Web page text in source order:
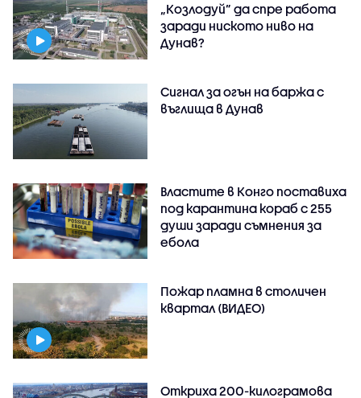
„Козлодуй” да спре работа
заради ниското ниво на
Дунав?
Сигнал за огън на баржа с
въглища в Дунав
Властите в Конго поставиха
под карантина кораб с 255
души заради съмнения за
ебола
Пожар пламна в столичен
квартал (ВИДЕО)
Откриха 200-килограмова